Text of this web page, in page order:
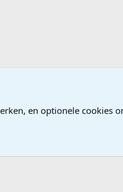
en optionele cookies